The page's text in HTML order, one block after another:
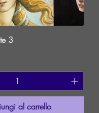
3
al carrello